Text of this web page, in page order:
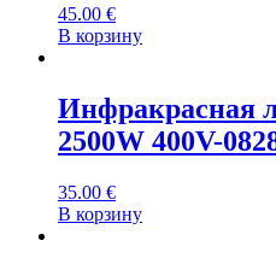
45.00 €
В корзину
Инфракрасная
2500W 400V-
35.00 €
В корзину